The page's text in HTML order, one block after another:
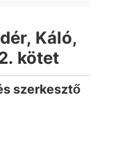
Káló,
kötet
szerkesztő